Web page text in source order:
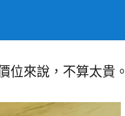
位來說，不算太貴。